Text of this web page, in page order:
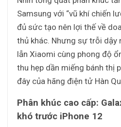
Samsung với “vũ khí chiến
đủ sức tạo nên lợi thế về
thủ khác. Nhưng sự trỗi dậy
lẫn Xiaomi cùng phong độ
thu hẹp dần miếng bánh thị
đây của hãng điện tử Hàn
Phân khúc cao cấp:
khó trước iPhone 12